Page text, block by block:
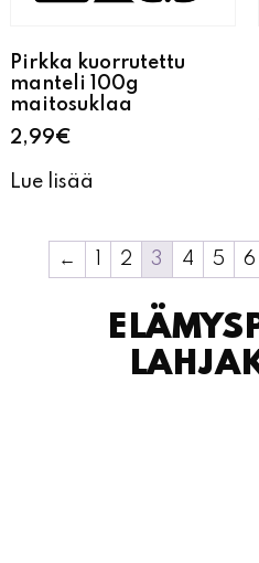
Pirkka kuorrutettu
manteli 100g
maitosuklaa
2,99€
Lue lisää
← 2 3 4 5 6